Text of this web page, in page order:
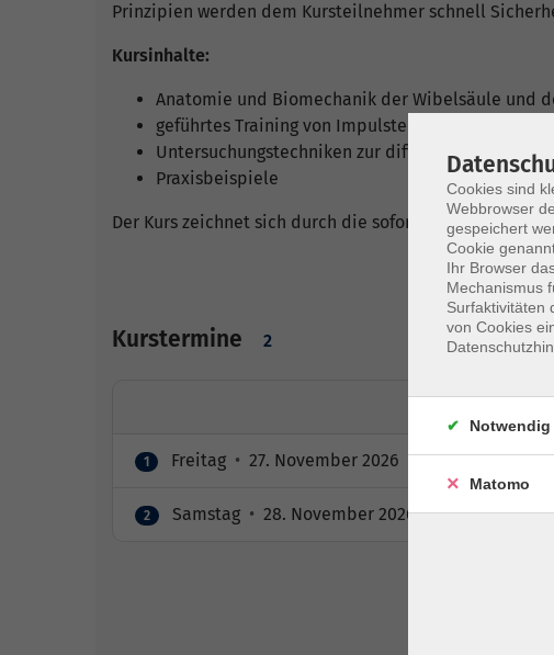
Prinzipien werden dem Kursteilnehmer schnell
Kursinhalte:
Anatomie und Biomechanik der Wibelsäule und
geführtes Training von Impulstechniken
Untersuchungstechniken zur
Praxisbeispiele
Der Kurs zeichnet sich durch die sofortige
Kurstermine 2
1 Freitag • 27. November 2026 • 15:00 – 19:00 Uhr
2 Samstag • 28. November 2026 • 09:00 – 18:00
Cookies sind
Webbrowser
gespeichert
Cookie
Ihr Browser
Mechanismus
Surfaktivitäten
von Cookies
Notwendig
Matomo